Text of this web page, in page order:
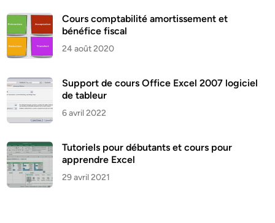
Cours comptabilité amortissement et
bénéfice fiscal
24 août 2020
Support de cours Office Excel 2007 logiciel
de tableur
6 avril 2022
Tutoriels pour débutants et cours pour
apprendre Excel
29 avril 2021